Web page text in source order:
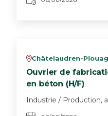
vChâtelaudren-
Ouvrier de
en béton (H/F)
Industrie / Production,